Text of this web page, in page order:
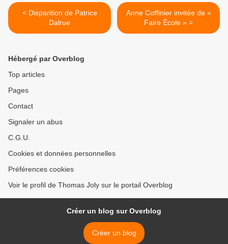
< Disparition de Patrice
Dalrue
Anne Coffinier invitée de «
Faire École » >
Hébergé par Overblog
Top articles
Pages
Contact
Signaler un abus
C.G.U.
Cookies et données personnelles
Préférences cookies
Voir le profil de Thomas Joly sur le portail Overblog
Créer un blog sur Overblog
Créer un blog